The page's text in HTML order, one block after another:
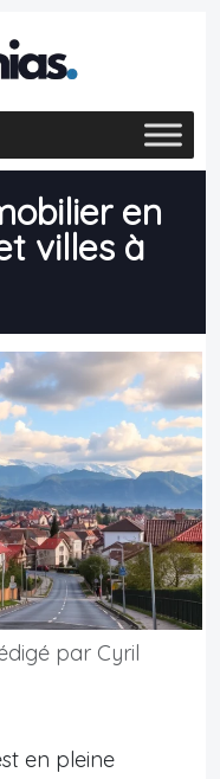
en
villes à
par Cyril
en pleine